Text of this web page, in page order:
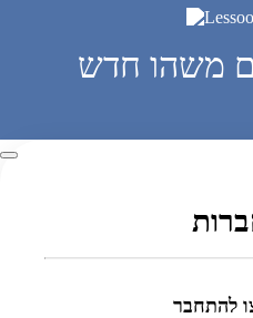
משהו חדש